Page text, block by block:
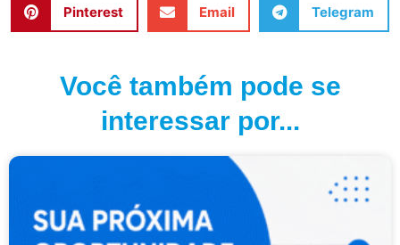
Pinterest Email Telegram
Você também pode se
interessar por...